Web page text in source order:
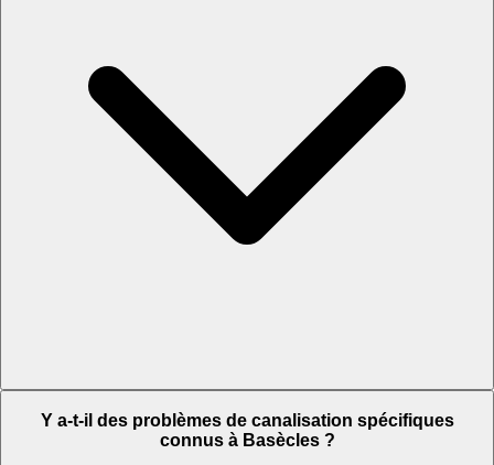
Y a-t-il des problèmes de canalisation spécifiques
connus à Basècles ?